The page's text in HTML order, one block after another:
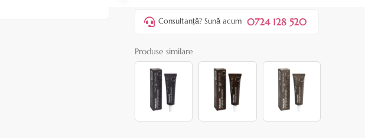
Consultanță? Sună acum 0724 128 520
Produse similare